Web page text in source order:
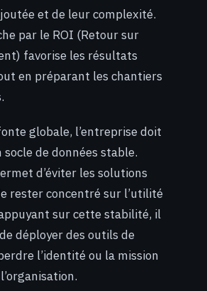
et de leur complexité.
par le ROI (Retour sur
favorise les résultats
en préparant les chantiers
globale, l’entreprise doit
socle de données stable.
d’éviter les solutions
rester concentré sur l’utilité
sur cette stabilité, il
déployer des outils de
l’identité ou la mission